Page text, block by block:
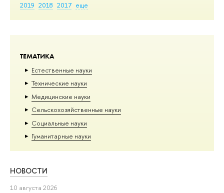
2019 2018 2017 еще
ТЕМАТИКА
Естественные науки
Тех­ничес­кие науки
Медицинские науки
Сельскохозяйственные науки
Социальные науки
Гуманитарные науки
НОВОСТИ
10 августа 2026